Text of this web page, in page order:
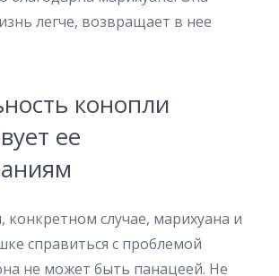
легче, возвращает в нее
конопли
ее
конкретном случае, марихуана и
справиться с проблемой
не может быть панацеей. Не